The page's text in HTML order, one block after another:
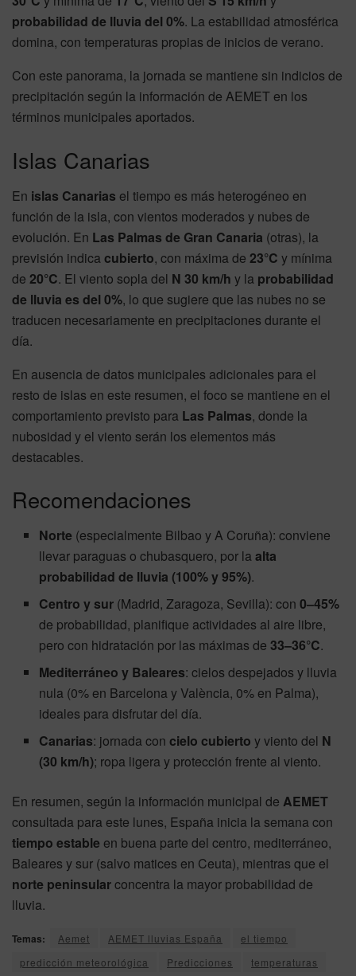
probabilidad de lluvia del 0%. La estabilidad atmosférica
domina, con temperaturas propias de inicios de verano.
Con este panorama, la jornada se mantiene sin indicios de
precipitación según la información de AEMET en los
términos municipales aportados.
Islas Canarias
En islas Canarias el tiempo es más heterogéneo en
función de la isla, con vientos moderados y nubes de
evolución. En Las Palmas de Gran Canaria (otras), la
previsión indicacubierto, con máxima de 23°C y mínima
de 20°C. El viento sopla del N 30 km/h y la probabilidad
de lluvia es del 0%, lo que sugiere que las nubes no se
traducen necesariamente en precipitaciones durante el
día.
En ausencia de datos municipales adicionales para el
resto de islas en este resumen, el foco se mantiene en el
comportamiento previsto para Las Palmas, donde la
nubosidad y el viento serán los elementos más
destacables.
Recomendaciones
Norte (especialmente Bilbao y A Coruña): conviene
llevar paraguas o chubasquero, por laalta
probabilidad de lluvia (100% y 95%).
Centro y sur (Madrid, Zaragoza, Sevilla): con0–45%
de probabilidad, planifique actividades al aire libre,
pero con hidratación por las máximas de 33–36°C.
Mediterráneo y Baleares: cielos despejados y lluvia
nula (0% en Barcelona y València, 0% en Palma),
ideales para disfrutar del día.
Canarias: jornada concielo cubierto y viento del N
(30 km/h); ropa ligera y protección frente al viento.
En resumen, según la información municipal de AEMET
consultada para este lunes, España inicia la semana con
tiempo estable en buena parte del centro, mediterráneo,
Baleares y sur (salvo matices en Ceuta), mientras que el
norte peninsularconcentra la mayor probabilidad de
lluvia.
Temas: Aemet AEMET lluvias España
el tiempo
predicción meteorológica
Predicciones temperaturas